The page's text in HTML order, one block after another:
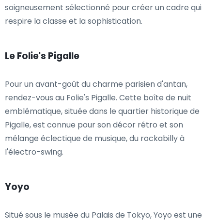
soigneusement sélectionné pour créer un cadre qui
respire la classe et la sophistication.
Le Folie's Pigalle
Pour un avant-goût du charme parisien d'antan,
rendez-vous au Folie's Pigalle. Cette boîte de nuit
emblématique, située dans le quartier historique de
Pigalle, est connue pour son décor rétro et son
mélange éclectique de musique, du rockabilly à
l'électro-swing.
Yoyo
Situé sous le musée du Palais de Tokyo, Yoyo est une